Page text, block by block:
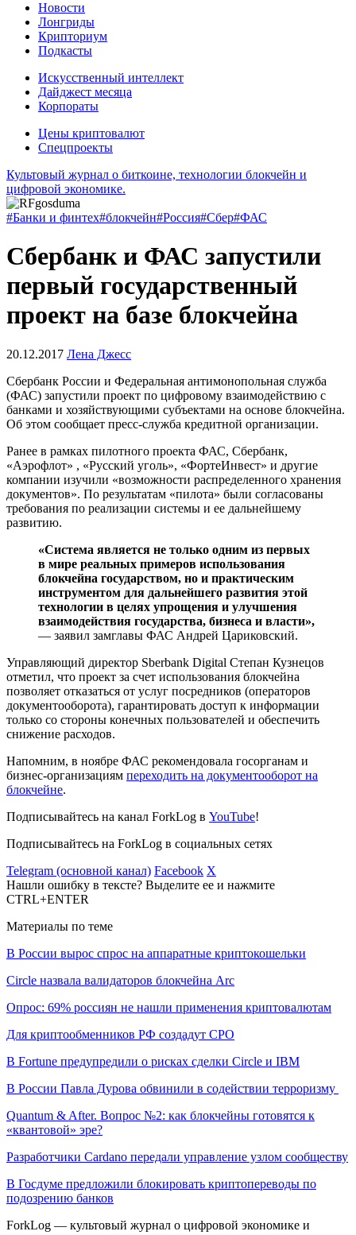
Новости
Лонгриды
Крипториум
Подкасты
Искусственный интеллект
Дайджест месяца
Корпораты
Цены криптовалют
Спецпроекты
Культовый журнал о биткоине, технологии блокчейн и
цифровой экономике.
#Банки и финтех#блокчейн#Россия#Сбер#ФАС
Сбербанк и ФАС запустили
первый государственный
проект на базе блокчейна
20.12.2017 Лена Джесс
Сбербанк России и Федеральная антимонопольная служба
(ФАС) запустили проект по цифровому взаимодействию с
банками и хозяйствующими субъектами на основе блокчейна.
Об этом сообщает пресс-служба кредитной организации.
Ранее в рамках пилотного проекта ФАС, Сбербанк,
«Аэрофлот» , «Русский уголь», «ФортеИнвест» и другие
компании изучили «возможности распределенного хранения
документов». По результатам «пилота» были согласованы
требования по реализации системы и ее дальнейшему
развитию.
«Система является не только одним из первых
в мире реальных примеров использования
блокчейна государством, но и практическим
инструментом для дальнейшего развития этой
технологии в целях упрощения и улучшения
взаимодействия государства, бизнеса и власти»,
— заявил замглавы ФАС Андрей Цариковский.
Управляющий директор Sberbank Digital Степан Кузнецов
отметил, что проект за счет использования блокчейна
позволяет отказаться от услуг посредников (операторов
документооборота), гарантировать доступ к информации
только со стороны конечных пользователей и обеспечить
снижение расходов.
Напомним, в ноябре ФАС рекомендовала госорганам и
бизнес-организациям переходить на документооборот на
блокчейне.
Подписывайтесь на канал ForkLog в YouTube!
Подписывайтесь на ForkLog в социальных сетях
Telegram (основной канал) Facebook X
Нашли ошибку в тексте? Выделите ее и нажмите
CTRL+ENTER
Материалы по теме
В России вырос спрос на аппаратные криптокошельки
Circle назвала валидаторов блокчейна Arc
Опрос: 69% россиян не нашли применения криптовалютам
Для криптообменников РФ создадут СРО
В Fortune предупредили о рисках сделки Circle и IBM
В России Павла Дурова обвинили в содействии терроризму
Quantum & After. Вопрос №2: как блокчейны готовятся к
«квантовой» эре?
Разработчики Cardano передали управление узлом сообществу
В Госдуме предложили блокировать криптопереводы по
подозрению банков
ForkLog — культовый журнал о цифровой экономике и